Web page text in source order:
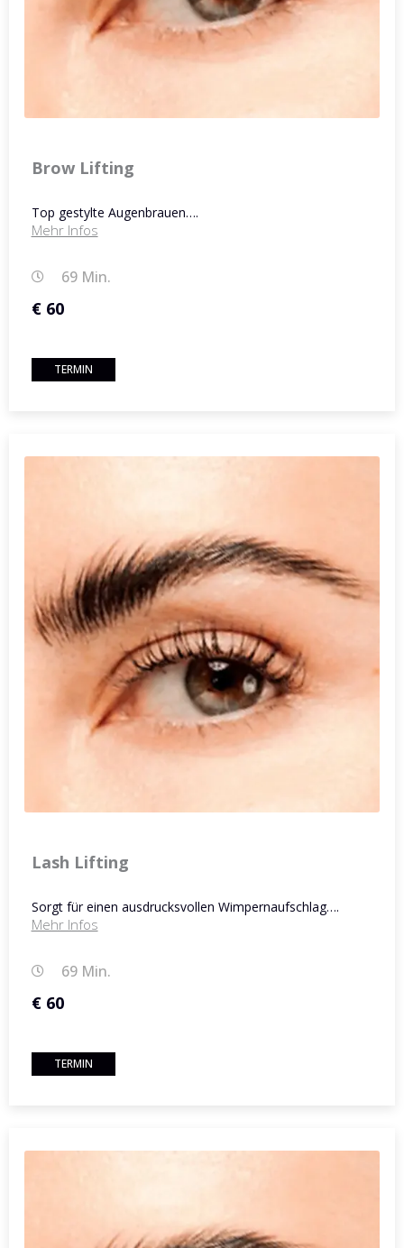
Brow Lifting
Top gestylte Augenbrauen….
Mehr Infos
69 Min.
€ 60
TERMIN
Lash Lifting
Sorgt für einen ausdrucksvollen Wimpernaufschlag….
Mehr Infos
69 Min.
€ 60
TERMIN